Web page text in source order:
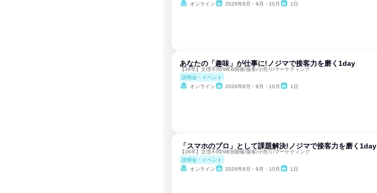
オンライン
2026年8月・9月・10月 1日
あなたの「趣味」が仕事に!ノジマで接客力を磨く1day
【28卒】文理不問/WEB開催/接客/小売り/マーケティング
説明会・イベント
オンライン
2026年8月・9月・10月 1日
「スマホのプロ」として課題解決!ノジマで接客力を磨く1day
【28卒】文理不問/WEB開催/接客/小売り/マーケティング
説明会・イベント
オンライン
2026年8月・9月・10月 1日